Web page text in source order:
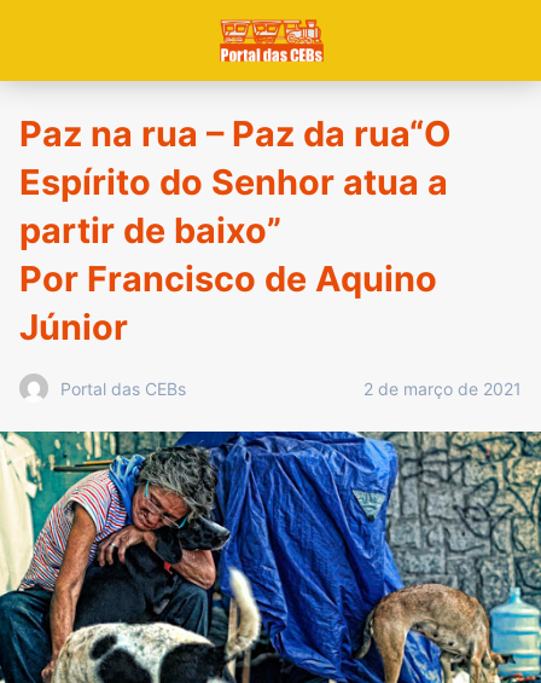
Paz na rua – Paz da rua“O
Espírito do Senhor atua a
partir de baixo”
Por Francisco de Aquino
Júnior
Portal das CEBs 2 de março de 2021